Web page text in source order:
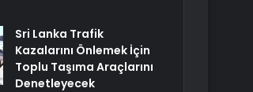
Sri Lanka Trafik
Kazalarını Önlemek İçin
Toplu Taşıma Araçlarını
Denetleyecek